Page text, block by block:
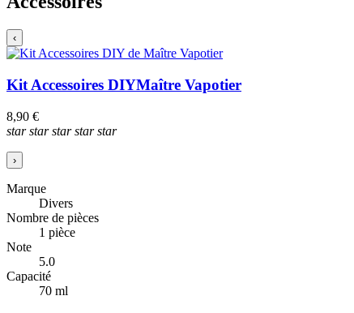
‹
Kit Accessoires DIYMaître Vapotier
8,90 €
starstarstarstarstar
›
Marque
Divers
Nombre de pièces
1 pièce
Note
5.0
Capacité
70 ml